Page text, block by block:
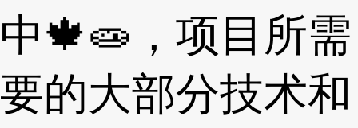
中🍁🧫，项目所需
要的大部分技术和